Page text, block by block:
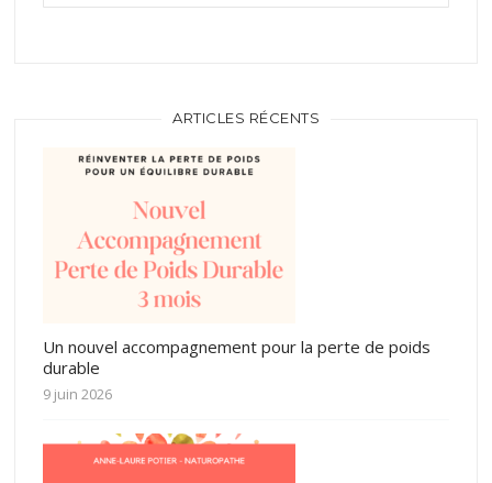
ARTICLES RÉCENTS
Un nouvel accompagnement pour la perte de poids
durable
9 juin 2026